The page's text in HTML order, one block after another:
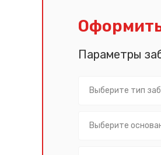
Параметры